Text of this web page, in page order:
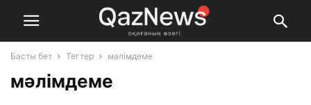
Басты бет Тегтер мәлімдеме
мәлімдеме